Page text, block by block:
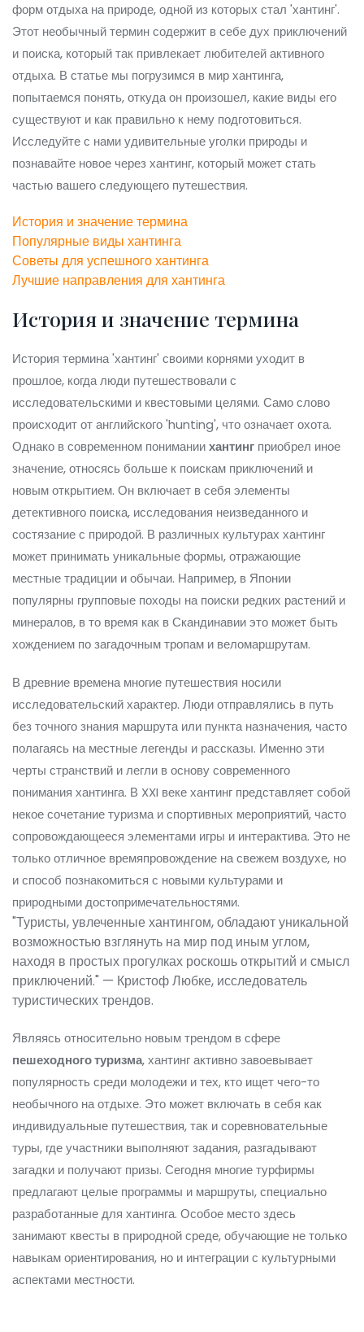
форм отдыха на природе, одной из которых стал 'хантинг'.
Этот необычный термин содержит в себе дух приключений
и поиска, который так привлекает любителей активного
отдыха. В статье мы погрузимся в мир хантинга,
попытаемся понять, откуда он произошел, какие виды его
существуют и как правильно к нему подготовиться.
Исследуйте с нами удивительные уголки природы и
познавайте новое через хантинг, который может стать
частью вашего следующего путешествия.
История и значение термина
Популярные виды хантинга
Советы для успешного хантинга
Лучшие направления для хантинга
История и значение термина
История термина 'хантинг' своими корнями уходит в
прошлое, когда люди путешествовали с
исследовательскими и квестовыми целями. Само слово
происходит от английского 'hunting', что означает охота.
Однако в современном пониманиихантинг приобрел иное
значение, относясь больше к поискам приключений и
новым открытием. Он включает в себя элементы
детективного поиска, исследования неизведанного и
состязание с природой. В различных культурах хантинг
может принимать уникальные формы, отражающие
местные традиции и обычаи. Например, в Японии
популярны групповые походы на поиски редких растений и
минералов, в то время как в Скандинавии это может быть
хождением по загадочным тропам и веломаршрутам.
В древние времена многие путешествия носили
исследовательский характер. Люди отправлялись в путь
без точного знания маршрута или пункта назначения, часто
полагаясь на местные легенды и рассказы. Именно эти
черты странствий и легли в основу современного
понимания хантинга. В XXI веке хантинг представляет собой
некое сочетание туризма и спортивных мероприятий, часто
сопровождающееся элементами игры и интерактива. Это не
только отличное времяпровождение на свежем воздухе, но
и способ познакомиться с новыми культурами и
природными достопримечательностями.
"Туристы, увлеченные хантингом, обладают уникальной
возможностью взглянуть на мир под иным углом,
находя в простых прогулках роскошь открытий и смысл
приключений." — Кристоф Любке, исследователь
туристических трендов.
Являясь относительно новым трендом в сфере
пешеходного туризма, хантинг активно завоевывает
популярность среди молодежи и тех, кто ищет чего-то
необычного на отдыхе. Это может включать в себя как
индивидуальные путешествия, так и соревновательные
туры, где участники выполняют задания, разгадывают
загадки и получают призы. Сегодня многие турфирмы
предлагают целые программы и маршруты, специально
разработанные для хантинга. Особое место здесь
занимают квесты в природной среде, обучающие не только
навыкам ориентирования, но и интеграции с культурными
аспектами местности.